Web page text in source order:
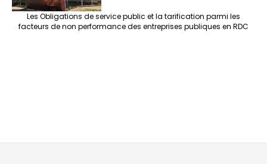
Les Obligations de service public et la tarification parmi les
facteurs de non performance des entreprises publiques en RDC